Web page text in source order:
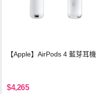
【Apple】AirPods 4 藍芽耳機
$4,265